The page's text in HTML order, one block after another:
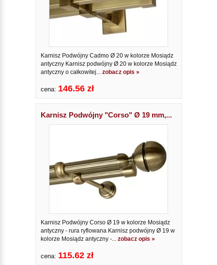
Karnisz Podwójny Cadmo Ø 20 w kolorze Mosiądz
antyczny Karnisz podwójny Ø 20 w kolorze Mosiądz
antyczny o całkowitej... zobacz opis »
cena: 146.56 zł
Karnisz Podwójny "Corso" Ø 19 mm,...
Karnisz Podwójny Corso Ø 19 w kolorze Mosiądz
antyczny - rura ryflowana Karnisz podwójny Ø 19 w
kolorze Mosiądz antyczny -... zobacz opis »
cena: 115.62 zł